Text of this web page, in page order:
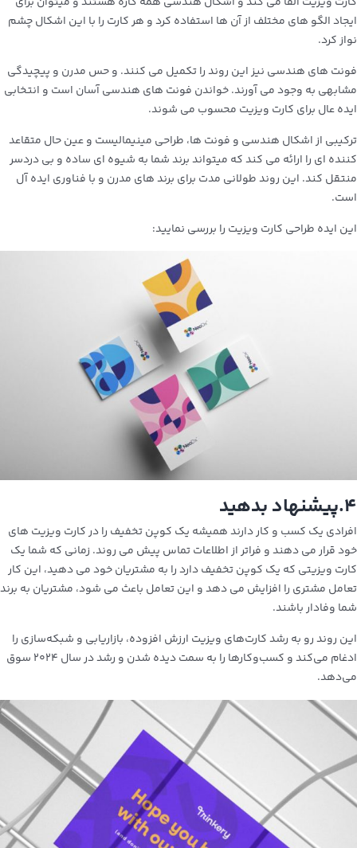
ایجاد الگو های مختلف از آن ها استفاده کرد و هر کارت را با این اشکال چشم
نواز کرد.
فونت های هندسی نیز این روند را تکمیل می کنند. و حس مدرن و پیچیدگی
مشابهی به وجود می آورند. خواندن فونت های هندسی آسان است و انتخابی
ایده عال برای کارت ویزیت محسوب می شوند.
ترکیبی از اشکال هندسی و فونت ها، طراحی مینیمالیست و عین حال متقاعد
کننده ای را ارائه می کند که میتواند برند شما به شیوه ای ساده و بی دردسر
منتقل کند. این روند طولانی مدت برای برند های مدرن و با فناوری ایده آل
است.
این ایده طراحی کارت ویزیت را بررسی نمایید:
۴.پیشنهاد بدهید
افرادی یک کسب و کار دارند همیشه یک کوپن تخفیف را در کارت ویزیت های
خود قرار می دهند و فراتر از اطلاعات تماس پیش می روند. زمانی که شما یک
کارت ویزیتی که یک کوپن تخفیف دارد را به مشتریان خود می دهید، این کار
تعامل مشتری را افزایش می دهد و این تعامل باعث می شود، مشتریان به برند
شما وفادار باشند.
این روند رو به رشد کارت‌های ویزیت ارزش افزوده، بازاریابی و شبکه‌سازی را
ادغام می‌کند و کسب‌وکارها را به سمت دیده شدن و رشد در سال ۲۰۲۴ سوق
می‌دهد.